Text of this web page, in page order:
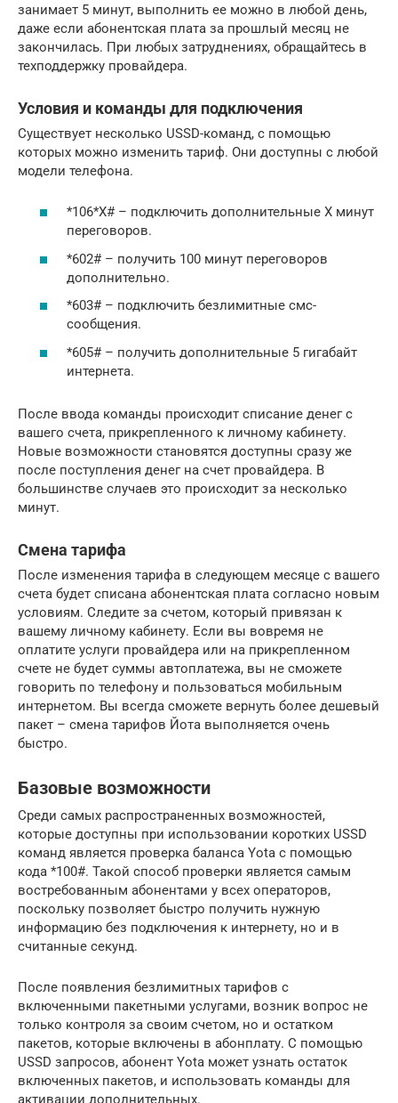
занимает 5 минут, выполнить ее можно в любой день,
даже если абонентская плата за прошлый месяц не
закончилась. При любых затруднениях, обращайтесь в
техподдержку провайдера.
Условия и команды для подключения
Существует несколько USSD-команд, с помощью
которых можно изменить тариф. Они доступны с любой
модели телефона.
*106*Х# – подключить дополнительные Х минут
переговоров.
*602# – получить 100 минут переговоров
дополнительно.
*603# – подключить безлимитные смс-
сообщения.
*605# – получить дополнительные 5 гигабайт
интернета.
После ввода команды происходит списание денег с
вашего счета, прикрепленного к личному кабинету.
Новые возможности становятся доступны сразу же
после поступления денег на счет провайдера. В
большинстве случаев это происходит за несколько
минут.
Смена тарифа
После изменения тарифа в следующем месяце с вашего
счета будет списана абонентская плата согласно новым
условиям. Следите за счетом, который привязан к
вашему личному кабинету. Если вы вовремя не
оплатите услуги провайдера или на прикрепленном
счете не будет суммы автоплатежа, вы не сможете
говорить по телефону и пользоваться мобильным
интернетом. Вы всегда сможете вернуть более дешевый
пакет – смена тарифов Йота выполняется очень
быстро.
Базовые возможности
Среди самых распространенных возможностей,
которые доступны при использовании коротких USSD
команд является проверка баланса Yota с помощью
кода *100#. Такой способ проверки является самым
востребованным абонентами у всех операторов,
поскольку позволяет быстро получить нужную
информацию без подключения к интернету, но и в
считанные секунд.
После появления безлимитных тарифов с
включенными пакетными услугами, возник вопрос не
только контроля за своим счетом, но и остатком
пакетов, которые включены в абонплату. С помощью
USSD запросов, абонент Yota может узнать остаток
включенных пакетов, и использовать команды для
активации дополнительных.